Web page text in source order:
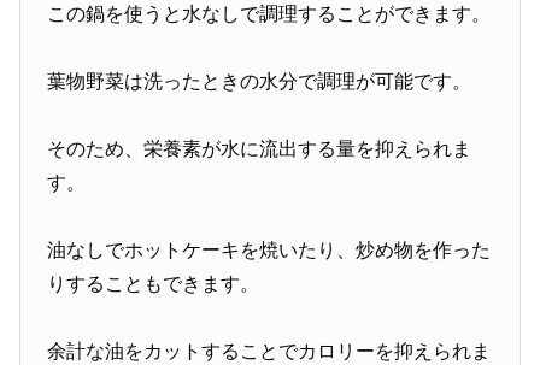
この鍋を使うと水なしで調理することができます。
葉物野菜は洗ったときの水分で調理が可能です。
そのため、栄養素が水に流出する量を抑えられま
す。
油なしでホットケーキを焼いたり、炒め物を作った
りすることもできます。
余計な油をカットすることでカロリーを抑えられま